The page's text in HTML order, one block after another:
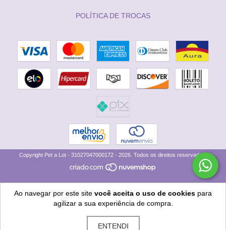
Ao navegar por este site você aceita o uso de cookies para
agilizar a sua experiência de compra.
ENTENDI
POLÍTICA DE TROCAS
Copyright Pet a Lot - 31027047000172 - 2026. Todos os direitos reservados.